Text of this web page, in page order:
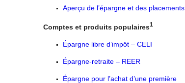
Aperçu de l’épargne et des placements
Comptes et produits populaires1
Épargne libre d’impôt – CELI
Épargne-retraite – REER
Épargne pour l’achat d’une première